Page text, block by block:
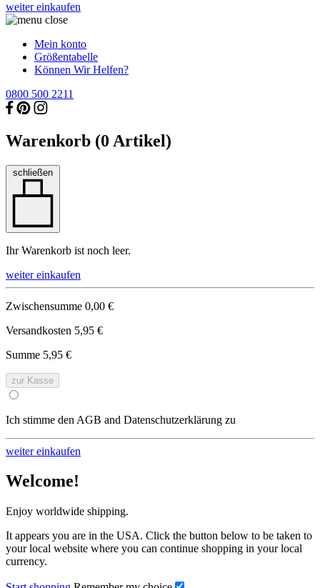
weiter einkaufen
Mein konto
Größentabelle
Können Wir Helfen?
0800 500 2211
Warenkorb (0 Artikel)
schließen
Ihr Warenkorb ist noch leer.
weiter einkaufen
Zwischensumme 0,00 €
Versandkosten 5,95 €
Summe 5,95 €
zur Kasse
Ich stimme den AGB and Datenschutzerklärung zu
weiter einkaufen
Welcome!
Enjoy worldwide shipping.
It appears you are in the USA. Click the button below to be taken to
your local website where you can continue shopping in your local
currency.